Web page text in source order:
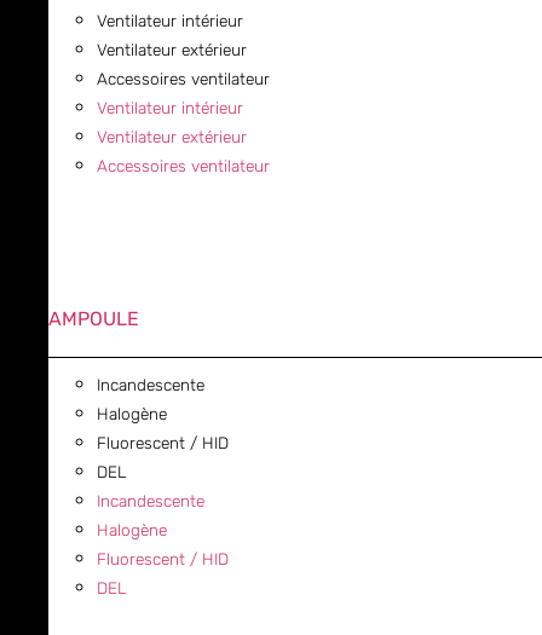
Ventilateur intérieur
Ventilateur extérieur
Accessoires ventilateur
Ventilateur intérieur
Ventilateur extérieur
Accessoires ventilateur
AMPOULE
Incandescente
Halogène
Fluorescent / HID
DEL
Incandescente
Halogène
Fluorescent / HID
DEL